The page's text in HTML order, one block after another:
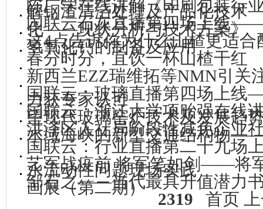
解钢渣清洁处理及产品化技术
陈广学在线讲解《印刷包装行
化——现状分析与技术方案》
国联云石灰直播第四场上线
氢氧化钙的制备及应用
这4点告诉你为什么山楂更适合
春分时分，宜饮一杯山楂干红
新西兰EZZ瑞维拓等NMN引关
力获专家认可
国联云：玻璃直播第四场上
望现代玻璃窑炉技术及发展趋
国联云：浙江大学项贻强在线
水域海峡的新型交通结构物
洪泽区人社局阶段性减免企业
国联云：行业直播第二十九
水流动性问题现场实践
艺军战疫前 将军笔如剑——将
画展（第二期）
邹石之——当代最具升值潜力
2319
首页